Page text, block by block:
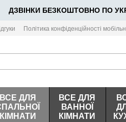
⠀⠀ДЗВІНКИ БЕЗКОШТОВНО ПО
Політика конфіденційності
ВСЕ ДЛЯ
КІМНАТИ
ВСЕ ДЛЯ
ВАННОЇ
КІМНАТИ